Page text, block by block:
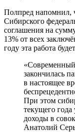
Полпред напомнил,
Сибирского
соглашения на
13% от всех
году эта работа
закончилась
в настоящее
При этом
текущего
доходы в
Анатолий